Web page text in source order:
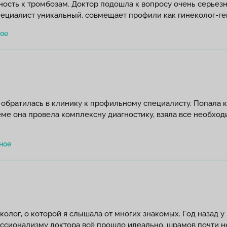
к тромбозам. Доктор подошла к вопросу очень
уникальный, совмещает профили как гинеколог-
в клинику к профильному специалисту.
она провела комплексну диагностику, взяла все
о которой я слышала от многих знакомых. Год назад
доктора всё прошло идеально, шрамов почти